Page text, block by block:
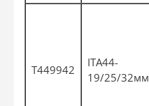
T449942
ITA44-
19/25/32мм